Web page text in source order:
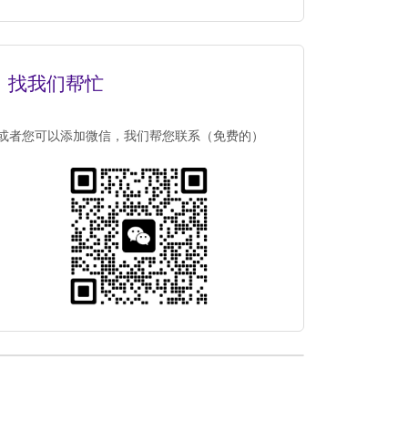
找我们帮忙
者您可以添加微信，我们帮您联系（免费的）